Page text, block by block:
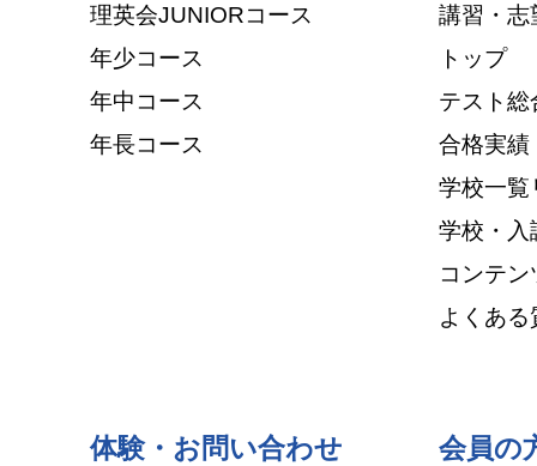
理英会JUNIORコース
年少コース
年中コース
年長コース
講習・志
トップ
テスト総
合格実績
学校一覧
学校・入
コンテン
よくある
体験・お問い合わせ 会員の